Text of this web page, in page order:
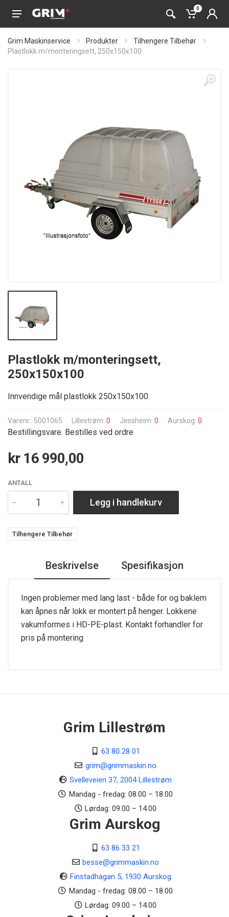
0
Grim Maskinservice Produkter
Tilhengere Tilbehør
Plastlokk m/monteringsett, 250x150x100
Plastlokk m/monteringsett,
250x150x100
Innvendige mål plastlokk 250x150x100.
Varenr.: 5001065 Lillestrøm: 0 Jessheim: 0 Aurskog: 0
Bestillingsvare. Bestilles ved ordre
kr 16 990,00
ANTALL
Legg i handlekurv
Tilhengere Tilbehør
Beskrivelse Spesifikasjon
Ingen problemer med lang last - både for og baklem
kan åpnes når lokk er montert på henger. Lokkene
vakumformes i HD-PE-plast. Kontakt forhandler for
pris på montering
Grim Lillestrøm
63 80 28 01
grim@grimmaskin.no
Svelleveien 37, 2004 Lillestrøm
Mandag - fredag: 08.00 – 18.00
Lørdag: 09.00 – 14.00
Grim Aurskog
63 86 33 21
besse@grimmaskin.no
Finstadhagan 5, 1930 Aurskog
Mandag - fredag: 08.00 – 18.00
Lørdag: 09.00 – 14.00